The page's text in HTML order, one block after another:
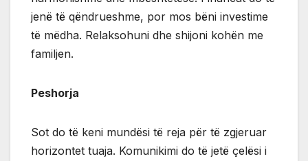
jenë të qëndrueshme, por mos bëni investime
të mëdha. Relaksohuni dhe shijoni kohën me
familjen.
Peshorja
Sot do të keni mundësi të reja për të zgjeruar
horizontet tuaja. Komunikimi do të jetë çelësi i